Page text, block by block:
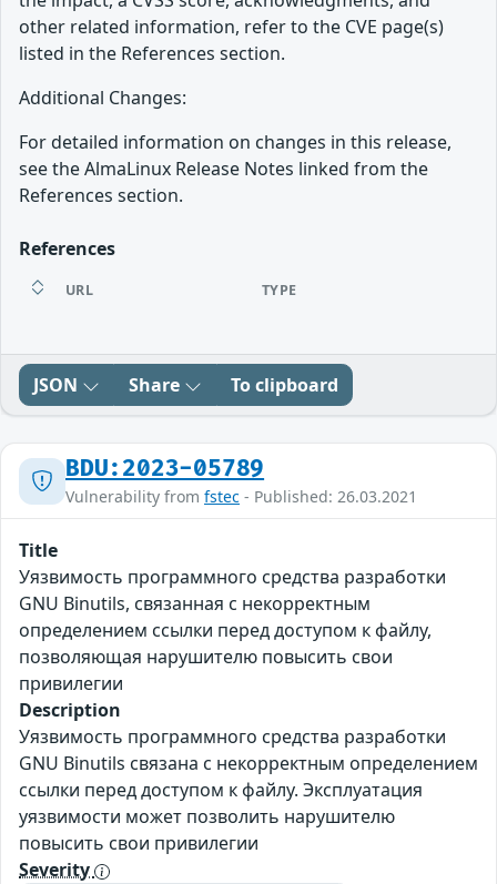
other related information, refer to the CVE page(s)
listed in the References section.
Additional Changes:
For detailed information on changes in this release,
see the AlmaLinux Release Notes linked from the
References section.
References
URL TYPE
JSON Share To clipboard
BDU:2023-05789
Vulnerability from fstec - Published: 26.03.2021
Title
Уязвимость программного средства разработки
GNU Binutils, связанная с некорректным
определением ссылки перед доступом к файлу,
позволяющая нарушителю повысить свои
привилегии
Description
Уязвимость программного средства разработки
GNU Binutils связана с некорректным определением
ссылки перед доступом к файлу. Эксплуатация
уязвимости может позволить нарушителю
повысить свои привилегии
Severity